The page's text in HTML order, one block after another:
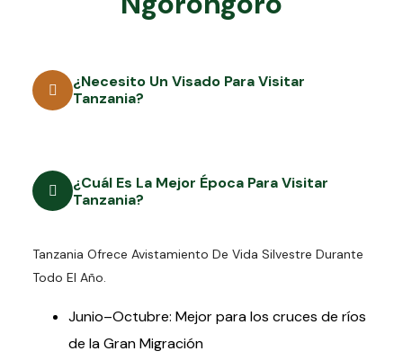
¿Necesito Un Visado Para Visitar
Tanzania?
¿Cuál Es La Mejor Época Para Visitar
Tanzania?
Tanzania Ofrece Avistamiento De Vida Silvestre Durante
Todo El Año.
Junio–Octubre: Mejor para los cruces de ríos
de la Gran Migración